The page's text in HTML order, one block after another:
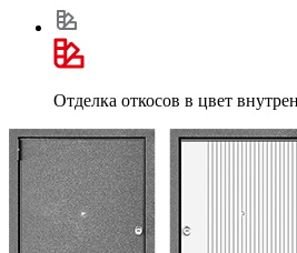
Отделка откосов в цвет